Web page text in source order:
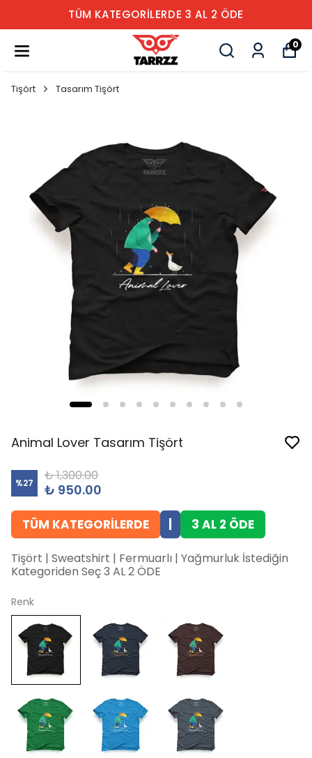
TÜM KATEGORİLERDE 3 AL 2 ÖDE
0
Tişört Tasarım Tişört
Animal Lover Tasarım Tişört
%27 ₺ 1,300.00
₺ 950.00
TÜM KATEGORİLERDE 3 AL 2 ÖDE
Tişört | Sweatshirt | Fermuarlı | Yağmurluk İstediğin
Kategoriden Seç 3 AL 2 ÖDE
Renk